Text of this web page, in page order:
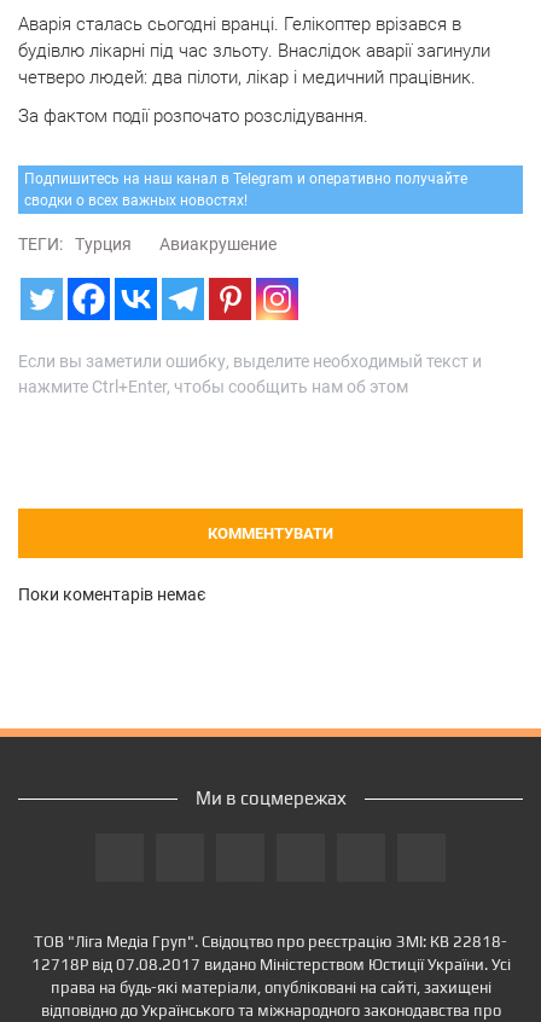
Аварія сталась сьогодні вранці. Гелікоптер врізався в
будівлю лікарні під час зльоту. Внаслідок аварії загинули
четверо людей: два пілоти, лікар і медичний працівник.
За фактом події розпочато розслідування.
Подпишитесь на наш канал в Telegram и оперативно получайте
сводки о всех важных новостях!
ТЕГИ: Турция Авиакрушение
Если вы заметили ошибку, выделите необходимый текст и
нажмите Ctrl+Enter, чтобы сообщить нам об этом
КОММЕНТУВАТИ
Поки коментарів немає
ТОВ "Ліга Медіа Груп". Свідоцтво про реєстрацію ЗМІ: КВ 22818-
12718Р від 07.08.2017 видано Міністерством Юстиції України. Усі
права на будь-які матеріали, опубліковані на сайті, захищені
відповідно до Українського та міжнародного законодавства про
Ми в соцмережах